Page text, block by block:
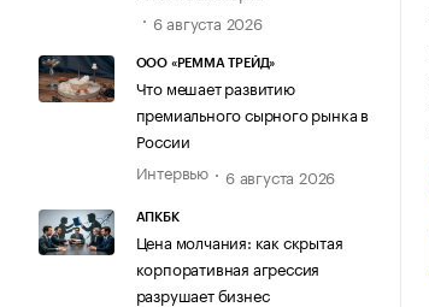
6 августа 2026
ООО «РЕММА ТРЕЙД»
Что мешает развитию
премиального сырного рынка в
России
Интервью
6 августа 2026
АПКБК
Цена молчания: как скрытая
корпоративная агрессия
разрушает бизнес